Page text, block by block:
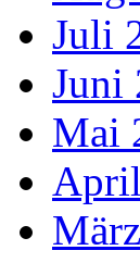
Juli
Juni
Mai